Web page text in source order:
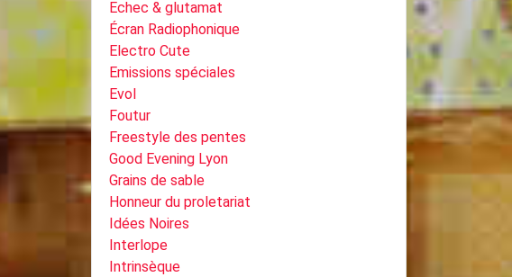
Echec & glutamat
Écran Radiophonique
Electro Cute
Emissions spéciales
Evol
Foutur
Freestyle des pentes
Good Evening Lyon
Grains de sable
Honneur du proletariat
Idées Noires
Interlope
Intrinsèque